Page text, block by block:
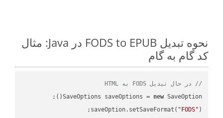
نحوه تبدیل FODS to EPUB در Java: مثال
کد گام به گام
// در حال تبدیل FODS به HTML
SaveOptions saveOptions = new
saveOption.setSaveFormat( "FODS"